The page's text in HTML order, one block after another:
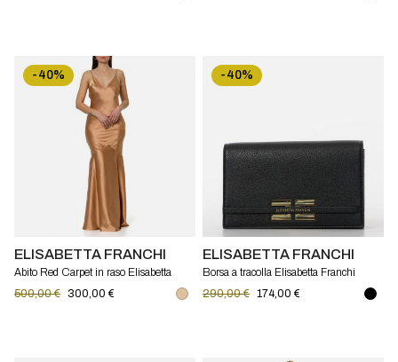
-40%
ELISABETTA FRANCHI
Abito Red Carpet in raso Elisabetta
Franchi
500,00 € 300,00 €
-40%
ELISABETTA FRANCHI
Borsa a tracolla Elisabetta Franchi
290,00 € 174,00 €